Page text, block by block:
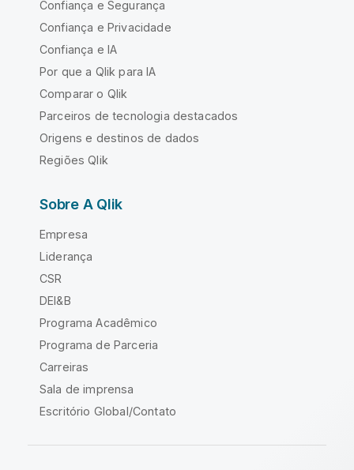
Confiança e Segurança
Confiança e Privacidade
Confiança e IA
Por que a Qlik para IA
Comparar o Qlik
Parceiros de tecnologia destacados
Origens e destinos de dados
Regiões Qlik
Sobre A Qlik
Empresa
Liderança
CSR
DEI&B
Programa Acadêmico
Programa de Parceria
Carreiras
Sala de imprensa
Escritório Global/Contato